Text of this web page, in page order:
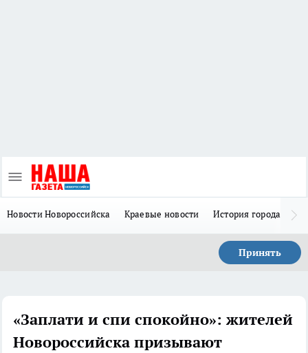
Новости Новороссийска Краевые новости История города Н
Принять
«Заплати и спи спокойно»: жителей
Новороссийска призывают